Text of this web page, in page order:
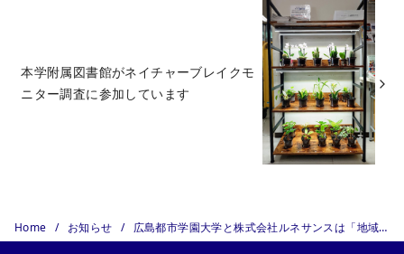
本学附属図書館がネイチャーブレイクモ
ニター調査に参加しています
Home お知らせ 広島都市学園大学と株式会社ルネサンスは「地域スポーツ活性化寄与を目的とした連携協定」を締結